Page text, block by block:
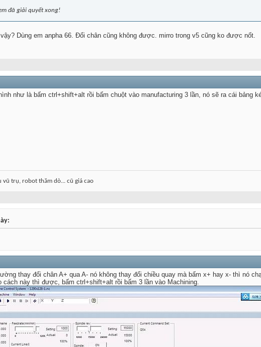
đã giải quyết xong!
Dùng em anpha 66. Đổi chân cũng không được. mirro trong v5 cũng ko được nốt.
như là bấm ctrl+shift+alt rồi bấm chuột vào manufacturing 3 lần, nó sẽ ra cái bảng
vũ trụ, robot thăm dò... cũ giá cao
thay đổi chân A+ qua A- nó không thay đổi chiều quay mà bấm x+ hay x- thì nó
cách này thì được, bấm ctrl+shift+alt rồi bấm 3 lần vào Machining.